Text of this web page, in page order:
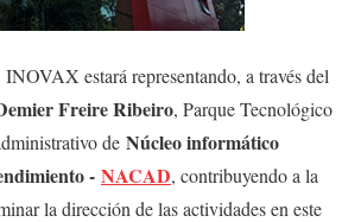
estará representando, a través del
Freire Ribeiro, Parque Tecnológico
de Núcleo informático
- NACAD, contribuyendo a la
la dirección de las actividades en este